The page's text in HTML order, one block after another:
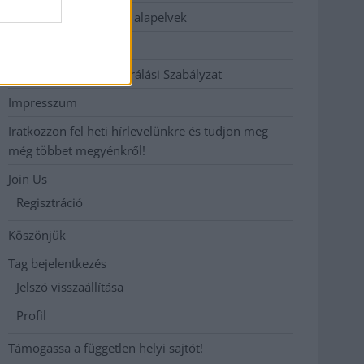
Etikai és függetlenségi alapelvek
Hozzászólási és Moderálási Szabályzat
Impresszum
Iratkozzon fel heti hírlevelünkre és tudjon meg
még többet megyénkről!
Join Us
Regisztráció
Köszönjük
Tag bejelentkezés
Jelszó visszaállítása
Profil
Támogassa a független helyi sajtót!